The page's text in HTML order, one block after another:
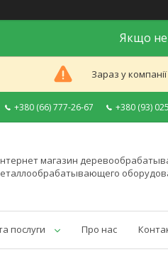
Якщо не
Зараз у
+380 (66) 777-26-67 +380 (93)
магазин
послуги Про нас